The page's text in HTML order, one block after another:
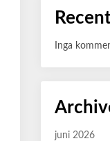
Inga
juni 2026